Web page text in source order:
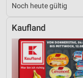
Noch heute gültig
Kaufland
Werbung